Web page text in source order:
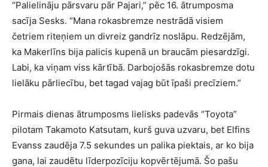
“Palielināju pārsvaru pār Pajari,” pēc 16. ātrumposma
sacīja Sesks. “Mana rokasbremze nestrādā visiem
četriem riteņiem un divreiz gandrīz noslāpu. Redzējām,
ka Makerlīns bija palicis kupenā un braucām piesardzīgi.
Labi, ka viņam viss kārtībā. Darbojošās rokasbremze dotu
lielāku pārliecību, bet tagad vajag būt īpaši precīziem.”
Pirmais dienas ātrumposms lielisks padevās “Toyota”
pilotam Takamoto Katsutam, kurš guva uzvaru, bet Elfins
Evanss zaudēja 7.5 sekundes un palika piektais, ar ko bija
gana, lai zaudētu līderpozīciju kopvērtējumā. Šo pašu